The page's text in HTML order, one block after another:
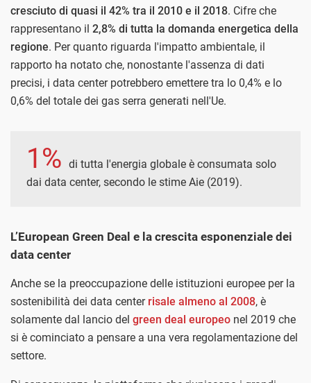
cresciuto di quasi il 42% tra il 2010 e il 2018. Cifre che
rappresentano il 2,8% di tutta la domanda energetica della
regione. Per quanto riguarda l'impatto ambientale, il
rapporto ha notato che, nonostante l'assenza di dati
precisi, i data center potrebbero emettere tra lo 0,4% e lo
0,6% del totale dei gas serra generati nell'Ue.
1% di tutta l'energia globale è consumata solo
dai data center, secondo le stime Aie (2019).
L’European Green Deal e la crescita esponenziale dei
data center
Anche se la preoccupazione delle istituzioni europee per la
sostenibilità dei data center risale almeno al 2008, è
solamente dal lancio del green deal europeo nel 2019 che
si è cominciato a pensare a una vera regolamentazione del
settore.